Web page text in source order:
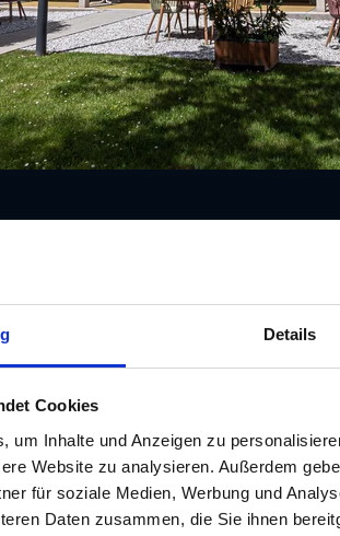
Details
Cookies
um Inhalte und Anzeigen zu
Website zu analysieren. Außerdem
für soziale Medien, Werbung und
Daten zusammen, die Sie ihnen